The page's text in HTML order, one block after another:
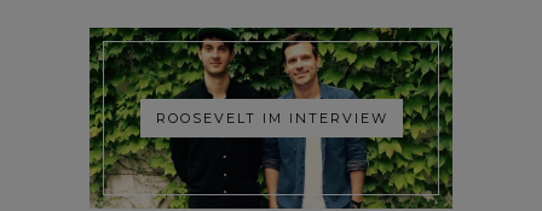
ROOSEVELT IM INTERVIEW